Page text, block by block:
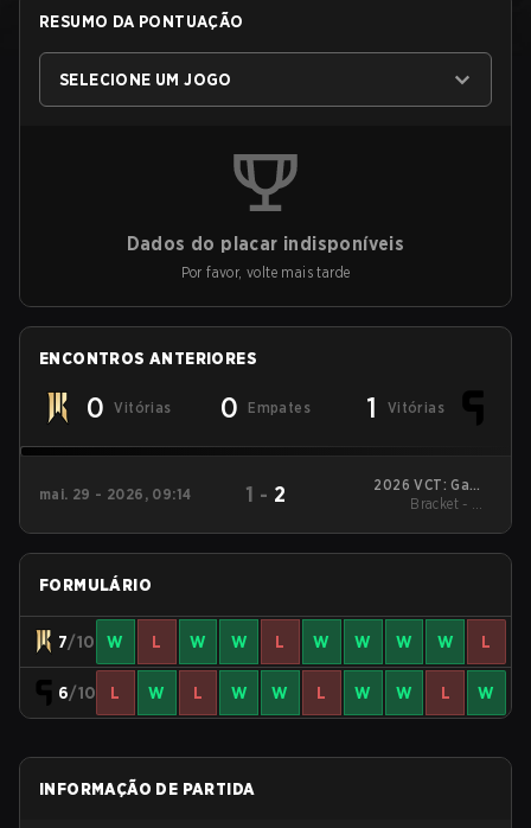
RESUMO DA PONTUAÇÃO
SELECIONE UM JOGO
Dados do placar indisponíveis
Por favor, volte mais tarde
ENCONTROS ANTERIORES
0 Vitórias 0 Empates 1 Vitórias
mai. 29 - 2026, 09:14 1 - 2
2026 VCT: Game
Changers North
Bracket - UB
FORMULÁRIO
7/10 W L W W L W W W W L
6/10 L W L W W L W W L W
INFORMAÇÃO DE PARTIDA